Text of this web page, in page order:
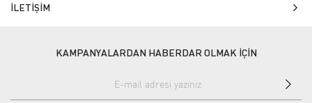
İLETİŞİM
KAMPANYALARDAN HABERDAR OLMAK İÇİN